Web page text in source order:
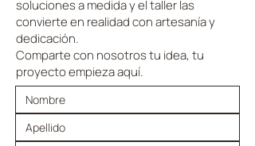
soluciones a medida y el taller las
convierte en realidad con artesanía y
dedicación.
Comparte con nosotros tu idea, tu
proyecto empieza aquí.